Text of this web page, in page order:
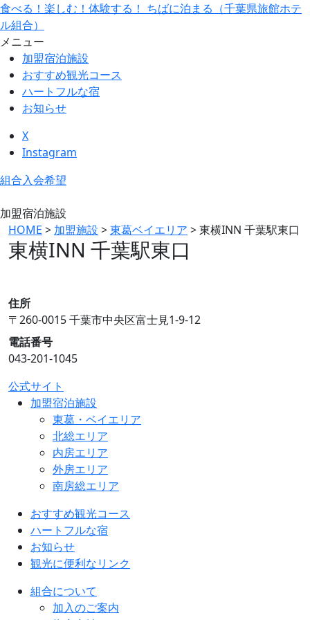
食べる！楽しむ！体験する！ ちばに泊まる（千葉県旅館ホテ
ル組合）
メニュー
加盟宿泊施設
おすすめ観光コース
ハートフルな宿
お知らせ
X
Instagram
組合入会希望
加盟宿泊施設
HOME > 加盟施設 >東葛ベイエリア >東横INN 千葉駅東口
東横INN 千葉駅東口
住所
〒260-0015 千葉市中央区富士見1-9-12
電話番号
043-201-1045
公式サイト
加盟宿泊施設
東葛・ベイエリア
北総エリア
内房エリア
外房エリア
南房総エリア
おすすめ観光コース
ハートフルな宿
お知らせ
観光に便利なリンク
組合について
加入のご案内